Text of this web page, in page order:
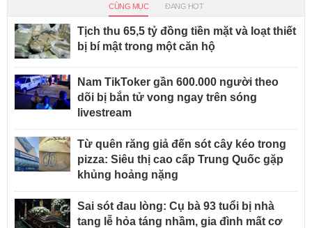
CÙNG MỤC ĐANG HOT
Tịch thu 65,5 tỷ đồng tiền mặt và loạt thiết
bị bí mật trong một căn hộ
Nam TikToker gần 600.000 người theo
dõi bị bắn tử vong ngay trên sóng
livestream
Từ quên răng giả đến sót cây kéo trong
pizza: Siêu thị cao cấp Trung Quốc gặp
khủng hoảng nặng
Sai sót đau lòng: Cụ bà 93 tuổi bị nhà
tang lễ hỏa táng nhầm, gia đình mất cơ